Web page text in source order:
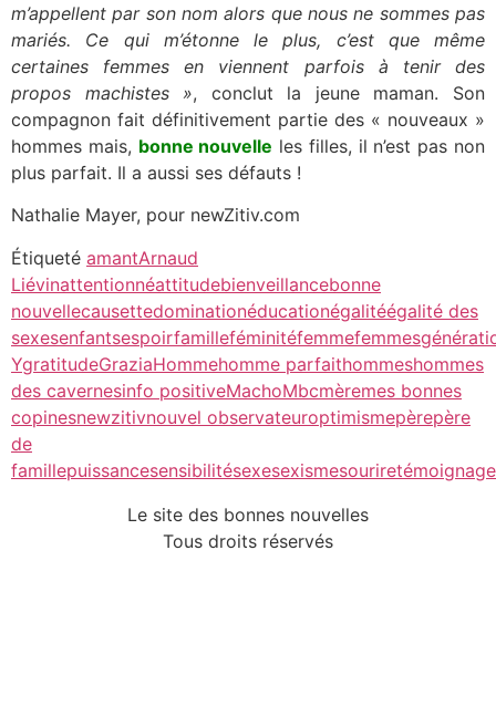
m’appellent par son nom alors que nous ne sommes pas
mariés. Ce qui m’étonne le plus, c’est que même
certaines femmes en viennent parfois à tenir des
propos machistes », conclut la jeune maman. Son
compagnon fait définitivement partie des « nouveaux »
hommes mais, bonne nouvelle les filles, il n’est pas non
plus parfait. Il a aussi ses défauts !
Nathalie Mayer, pour newZitiv.com
Étiqueté amantArnaud
Liévinattentionnéattitudebienveillancebonne
nouvellecausettedominationéducationégalitéégalité des
sexesenfantsespoirfamilleféminitéfemmefemmes
YgratitudeGraziaHommehomme parfaithommeshommes
des cavernesinfo positiveMachoMbcmèremes bonnes
copinesnewzitivnouvel observateuroptimismepèrepère
de
famillepuissancesensibilitésexesexismesouriretémoignage
Le site des bonnes nouvelles
Tous droits réservés